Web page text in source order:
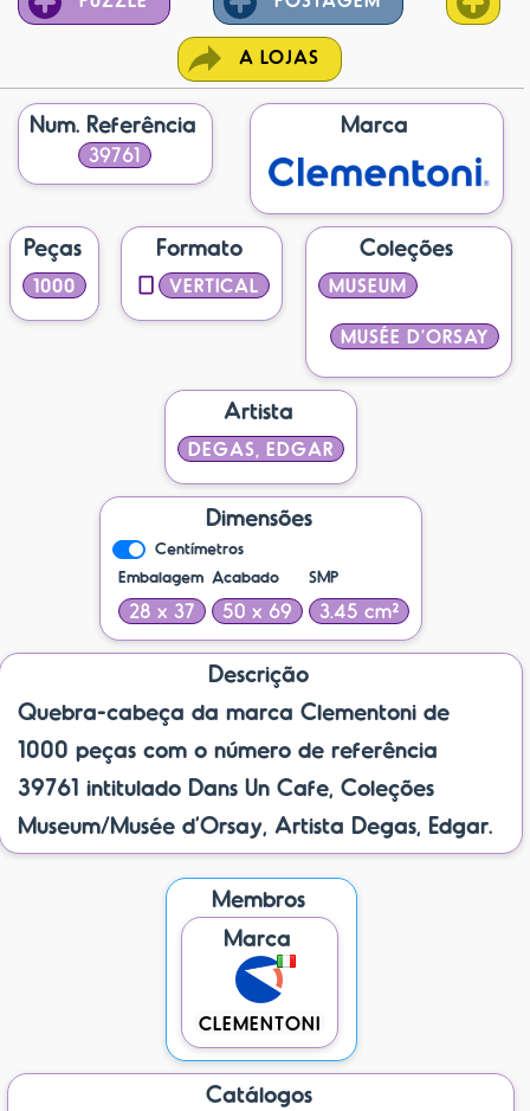
A LOJAS
Num. Referência
39761
Marca
Peças
1000
Formato
VERTICAL
Coleções
MUSEUM
MUSÉE D’ORSAY
Artista
DEGAS, EDGAR
Dimensões
Centímetros
Embalagem
28 x 37
Acabado
50 x 69
SMP
3.45 cm²
Descrição
Quebra-cabeça da marca Clementoni de
1000 peças com o número de referência
39761 intitulado Dans Un Cafe, Coleções
Museum/Musée d’Orsay, Artista Degas, Edgar.
Membros
Marca
CLEMENTONI
Catálogos